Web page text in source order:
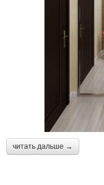
читать дальше →